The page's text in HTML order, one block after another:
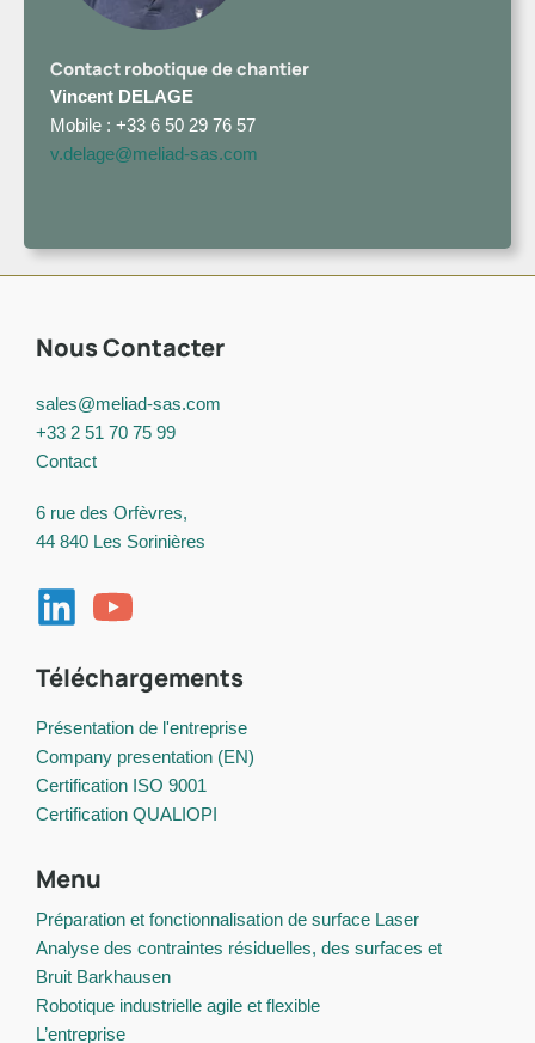
Contact robotique de chantier
Vincent DELAGE
Mobile : +33 6 50 29 76 57
v.delage@meliad-sas.com
Nous Contacter
sales@meliad-sas.com
+33 2 51 70 75 99
Contact
6 rue des Orfèvres,
44 840 Les Sorinières
Téléchargements
Présentation de l'entreprise
Company presentation (EN)
Certification ISO 9001
Certification QUALIOPI
Menu
Préparation et fonctionnalisation de surface Laser
Analyse des contraintes résiduelles, des surfaces et
Bruit Barkhausen
Robotique industrielle agile et flexible
L’entreprise